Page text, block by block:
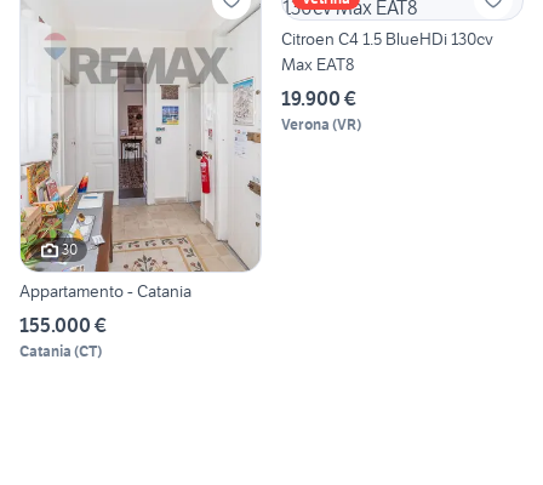
30
Appartamento - Catania
155.000 €
Catania (CT)
Citroen C4 1.5 BlueHDi 130cv
Max EAT8
19.900 €
Verona (VR)